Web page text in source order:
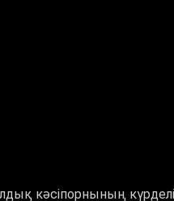
кәсіпорнының